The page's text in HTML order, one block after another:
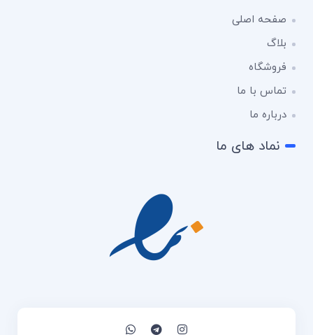
صفحه اصلی
بلاگ
فروشگاه
تماس با ما
درباره ما
نماد های ما